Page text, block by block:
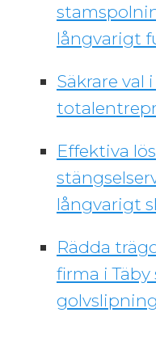
långvarigt
Säkrare val
Effektiva
långvarigt
Rädda
firma i
golvslipning